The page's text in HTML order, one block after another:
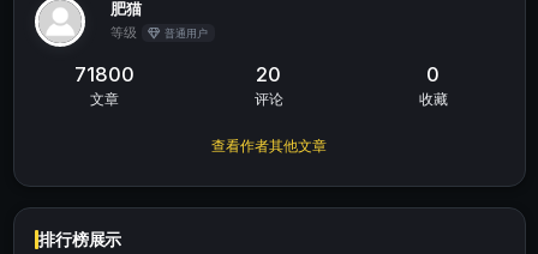
肥猫
等级 普通用户
71800
文章
20
评论
0
收藏
查看作者其他文章
排行榜展示